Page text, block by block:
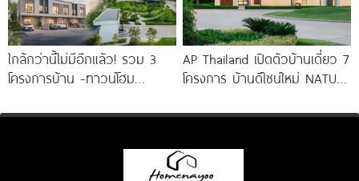
ใกล้กว่านี้ไม่มีอีกแล้ว! รวม 3
โครงการบ้าน -ทาวน์โฮม
MEGA บางนา เพียง
AP Thailand เปิดตัวบ้านเดี่ยว 7
โครงการ บ้านดีไซน์ใหม่ NATURE